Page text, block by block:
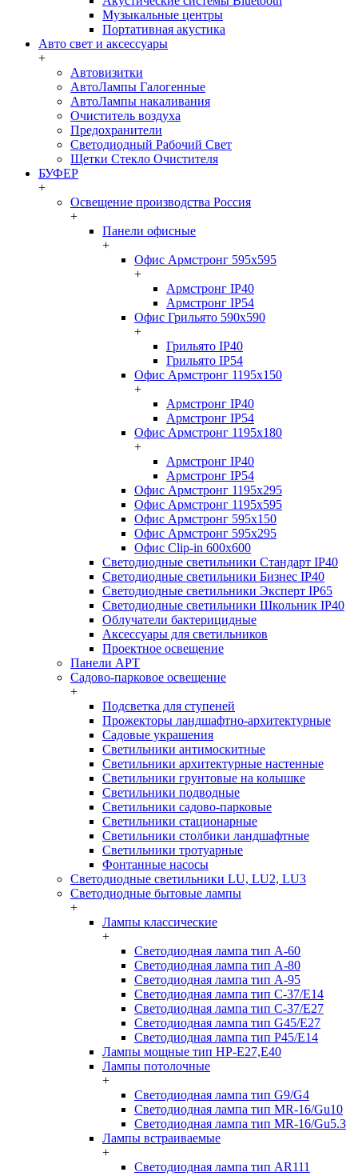
Музыкальные центры
Портативная акустика
Авто свет и аксессуары
+
Автовизитки
АвтоЛампы Галогенные
АвтоЛампы накаливания
Очиститель воздуха
Предохранители
Светодиодный Рабочий Свет
Щетки Стекло Очистителя
БУФЕР
+
Освещение производства Россия
+
Панели офисные
+
Офис Армстронг 595x595
+
Армстронг IP40
Армстронг IP54
Офис Грильято 590x590
+
Грильято IP40
Грильято IP54
Офис Армстронг 1195x150
+
Армстронг IP40
Армстронг IP54
Офис Армстронг 1195x180
+
Армстронг IP40
Армстронг IP54
Офис Армстронг 1195x295
Офис Армстронг 1195x595
Офис Армстронг 595x150
Офис Армстронг 595x295
Офис Clip-in 600x600
Светодиодные светильники Стандарт IP40
Светодиодные светильники Бизнес IP40
Светодиодные светильники Эксперт IP65
Светодиодные светильники Школьник IP40
Облучатели бактерицидные
Аксессуары для светильников
Проектное освещение
Панели АРТ
Садово-парковое освещение
+
Подсветка для ступеней
Прожекторы ландшафтно-архитектурные
Садовые украшения
Светильники антимоскитные
Светильники архитектурные настенные
Светильники грунтовые на колышке
Светильники подводные
Светильники садово-парковые
Светильники стационарные
Светильники столбики ландшафтные
Светильники тротуарные
Фонтанные насосы
Светодиодные светильники LU, LU2, LU3
Светодиодные бытовые лампы
+
Лампы классические
+
Светодиодная лампа тип A-60
Светодиодная лампа тип A-80
Светодиодная лампа тип A-95
Светодиодная лампа тип C-37/Е14
Светодиодная лампа тип C-37/Е27
Светодиодная лампа тип G45/E27
Светодиодная лампа тип P45/E14
Лампы мощные тип HP-E27,E40
Лампы потолочные
+
Светодиодная лампа тип G9/G4
Светодиодная лампа тип MR-16/Gu10
Светодиодная лампа тип MR-16/Gu5.3
Лампы встраиваемые
+
Светодиодная лампа тип AR111